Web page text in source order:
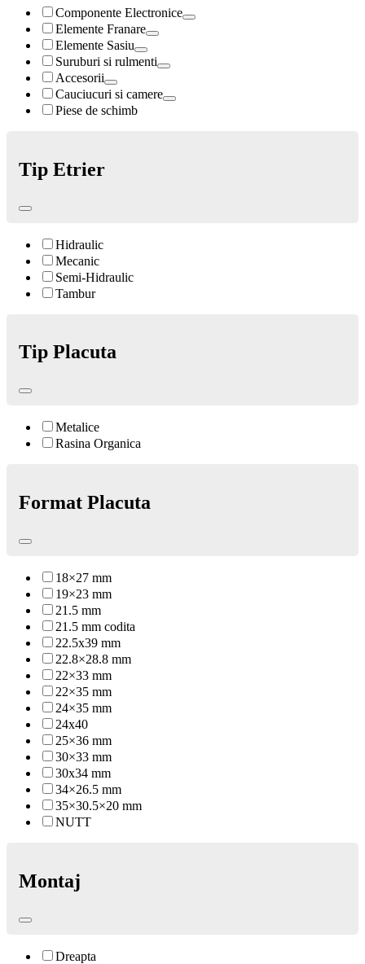
Componente Electronice
Elemente Franare
Elemente Sasiu
Suruburi si rulmenti
Accesorii
Cauciucuri si camere
Piese de schimb
Tip Etrier
Hidraulic
Mecanic
Semi-Hidraulic
Tambur
Tip Placuta
Metalice
Rasina Organica
Format Placuta
18×27 mm
19×23 mm
21.5 mm
21.5 mm codita
22.5x39 mm
22.8×28.8 mm
22×33 mm
22×35 mm
24×35 mm
24x40
25×36 mm
30×33 mm
30x34 mm
34×26.5 mm
35×30.5×20 mm
NUTT
Montaj
Dreapta